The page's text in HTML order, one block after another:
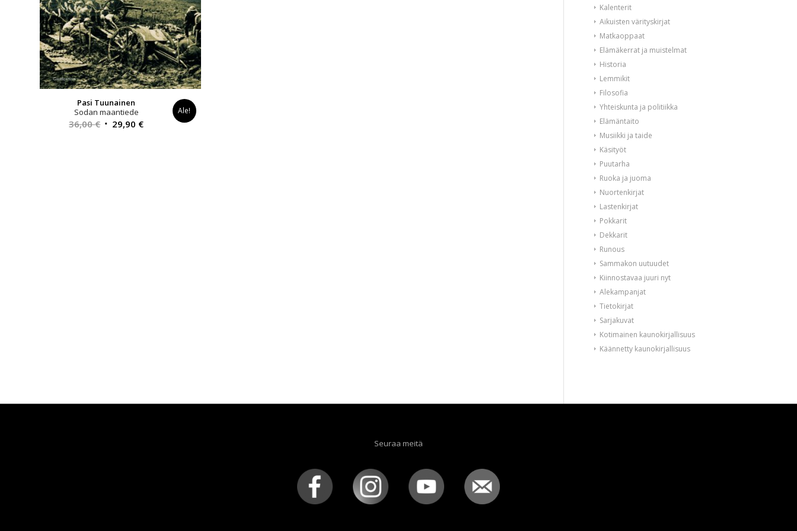
Pasi Tuunainen
Sodan maantiede
36,00€ Alkuperäinen
29,90 €Nykyinen
Ale!
Kalenterit
Aikuisten värityskirjat
Matkaoppaat
Elämäkerrat ja muistelmat
Historia
Lemmikit
Filosofia
Yhteiskunta ja politiikka
Elämäntaito
Musiikki ja taide
Käsityöt
Puutarha
Ruoka ja juoma
Nuortenkirjat
Lastenkirjat
Pokkarit
Dekkarit
Runous
Sammakon uutuudet
Kiinnostavaa juuri nyt
Alekampanjat
Tietokirjat
Sarjakuvat
Kotimainen kaunokirjallisuus
Käännetty kaunokirjallisuus
Seuraa meitä